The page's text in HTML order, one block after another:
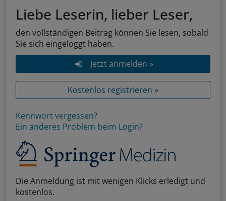
Liebe Leserin, lieber Leser,
den vollständigen Beitrag können Sie lesen, sobald
Sie sich eingeloggt haben.
Jetzt anmelden »
Kostenlos registrieren »
Kennwort vergessen?
Ein anderes Problem beim Login?
Die Anmeldung ist mit wenigen Klicks erledigt und
kostenlos.